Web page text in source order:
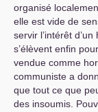
organisé
elle est vide de
servir l’intérêt
s’élèvent enfin
vendue comme
communiste a
que tout ce que
des insoumis.